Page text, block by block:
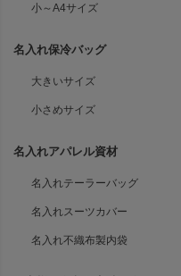
小～A4サイズ
名入れ保冷バッグ
大きいサイズ
小さめサイズ
名入れアパレル資材
名入れテーラーバッグ
名入れスーツカバー
名入れ不織布製内袋